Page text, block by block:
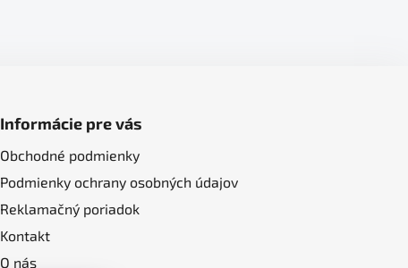
Informácie pre vás
Obchodné podmienky
Podmienky ochrany osobných údajov
Reklamačný poriadok
Kontakt
O nás